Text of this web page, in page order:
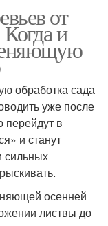
от
и
обработка сада
уже после
перейдут в
и станут
сильных
осенней
листвы до